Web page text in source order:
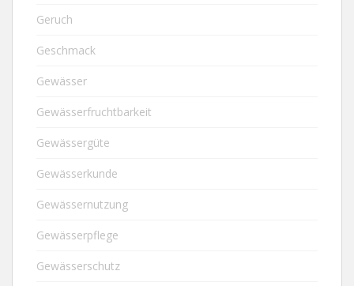
Geruch
Geschmack
Gewässer
Gewässerfruchtbarkeit
Gewässergüte
Gewässerkunde
Gewässernutzung
Gewässerpflege
Gewässerschutz